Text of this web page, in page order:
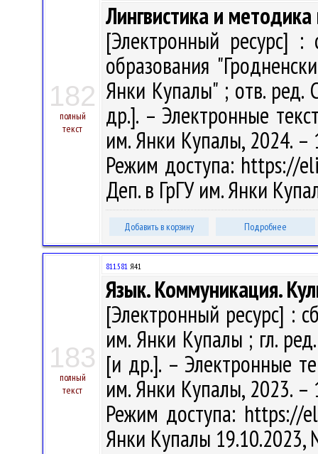
182
полный
текст
Лингвистика и
[Электронный ресурс]
образования
Янки Купалы" ; отв. ред.
др.]. – Электронные
им. Янки Купалы, 2024. –
Режим доступа: https://
Деп. в ГрГУ им. Янки
Добавить в корзину Подробнее
183
полный
текст
811.581 Я41
Язык. Коммуникация.
[Электронный ресурс] :
им. Янки Купалы ; гл.
[и др.]. – Электронные
им. Янки Купалы, 2023. –
Режим доступа: https://
Янки Купалы